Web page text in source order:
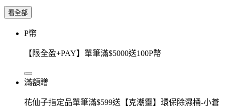
看全部
P幣
【限全盈+PAY】單筆滿$5000送100P幣
滿額贈
花仙子指定品單筆滿$599送【克潮靈】環保除濕桶-小蒼